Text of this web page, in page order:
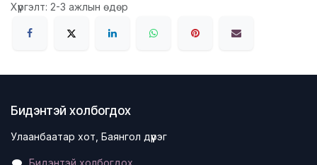
Хүргэлт: 2-3 ажлын өдөр
Бидэнтэй холбогдох
Улаанбаатар хот, Баянгол дүүрэг